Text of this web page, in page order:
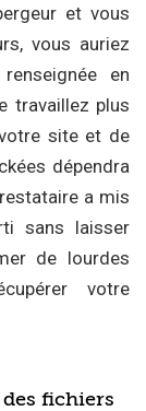
et vous
vous auriez
en
travaillez plus
site et de
dépendra
a mis
sans laisser
de lourdes
votre
des fichiers